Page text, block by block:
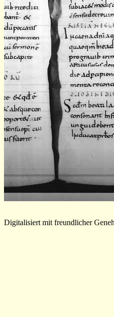
Digitalisiert mit freundlicher